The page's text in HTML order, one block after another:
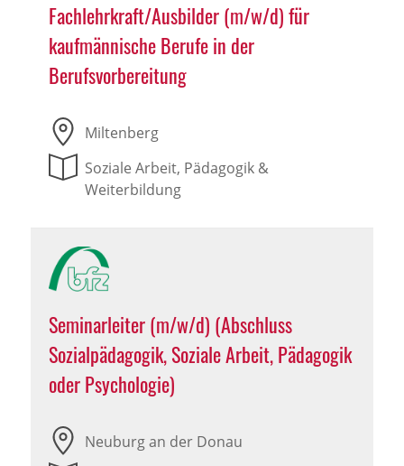
Fachlehrkraft/Ausbilder (m/w/d) für
kaufmännische Berufe in der
Berufsvorbereitung
Miltenberg
Soziale Arbeit, Pädagogik &
Weiterbildung
Seminarleiter (m/w/d) (Abschluss
Sozialpädagogik, Soziale Arbeit, Pädagogik
oder Psychologie)
Neuburg an der Donau